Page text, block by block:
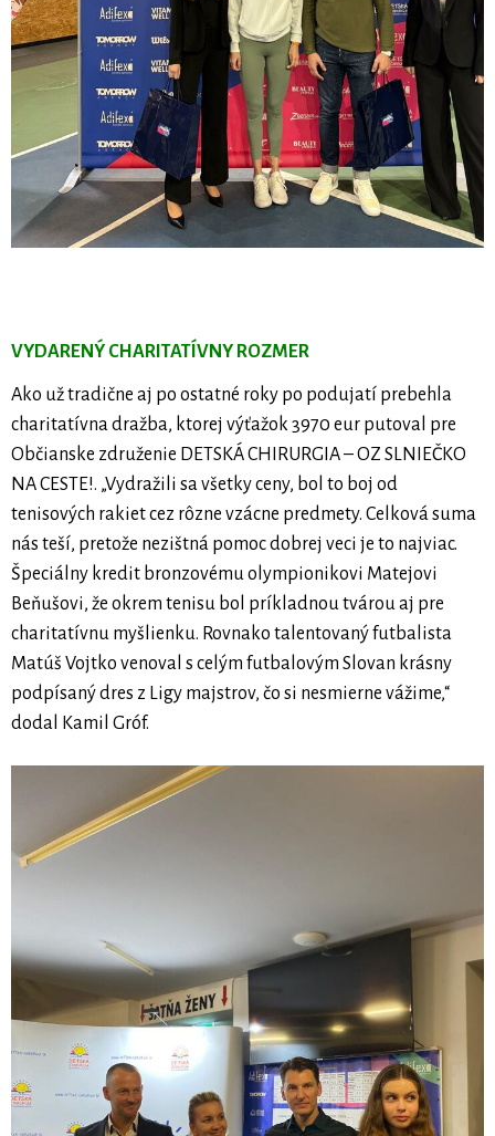
VYDARENÝ CHARITATÍVNY ROZMER
Ako už tradične aj po ostatné roky po podujatí prebehla
charitatívna dražba, ktorej výťažok 3970 eur putoval pre
Občianske združenie DETSKÁ CHIRURGIA – OZ SLNIEČKO
NA CESTE!. „Vydražili sa všetky ceny, bol to boj od
tenisových rakiet cez rôzne vzácne predmety. Celková suma
nás teší, pretože nezištná pomoc dobrej veci je to najviac.
Špeciálny kredit bronzovému olympionikovi Matejovi
Beňušovi, že okrem tenisu bol príkladnou tvárou aj pre
charitatívnu myšlienku. Rovnako talentovaný futbalista
Matúš Vojtko venoval s celým futbalovým Slovan krásny
podpísaný dres z Ligy majstrov, čo si nesmierne vážime,“
dodal Kamil Gróf.